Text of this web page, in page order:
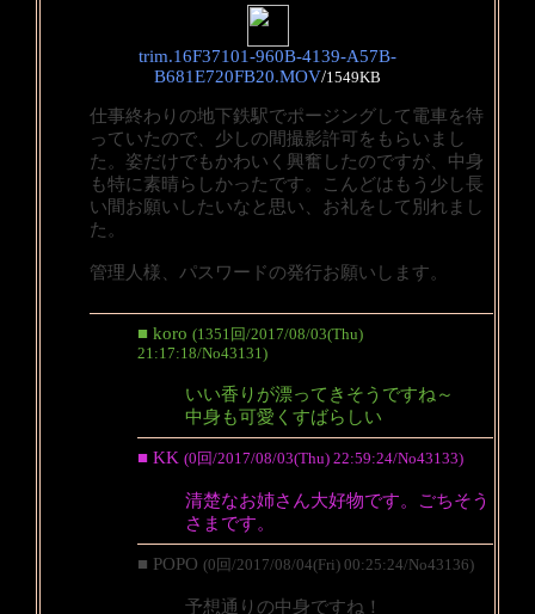
trim.16F37101-960B-4139-A57B-
B681E720FB20.MOV/1549KB
仕事終わりの地下鉄駅でポージングして電車を待
っていたので、少しの間撮影許可をもらいまし
た。姿だけでもかわいく興奮したのですが、中身
も特に素晴らしかったです。こんどはもう少し長
い間お願いしたいなと思い、お礼をして別れまし
た。
管理人様、パスワードの発行お願いします。
■ koro (1351回/2017/08/03(Thu)
21:17:18/No43131)
いい香りが漂ってきそうですね～
中身も可愛くすばらしい
■ KK (0回/2017/08/03(Thu) 22:59:24/No43133)
清楚なお姉さん大好物です。ごちそう
さまです。
■ POPO (0回/2017/08/04(Fri) 00:25:24/No43136)
予想通りの中身ですね！